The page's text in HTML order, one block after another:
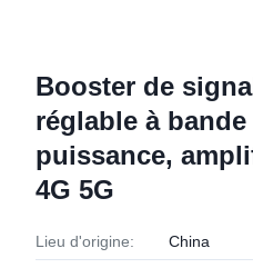
Booster de
réglable à
puissance,
4G 5G
Lieu d'origine: China